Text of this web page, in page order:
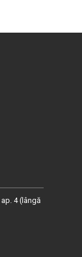
ap. 4 (lângă